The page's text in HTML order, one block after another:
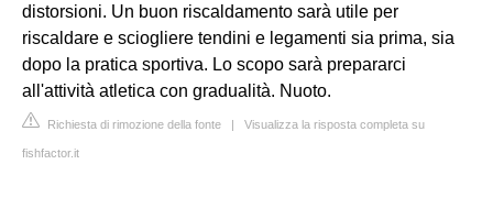
distorsioni. Un buon riscaldamento sarà utile per
riscaldare e sciogliere tendini e legamenti sia prima, sia
dopo la pratica sportiva. Lo scopo sarà prepararci
all'attività atletica con gradualità. Nuoto.
Richiesta di rimozione della fonte | Visualizza la risposta completa su
fishfactor.it